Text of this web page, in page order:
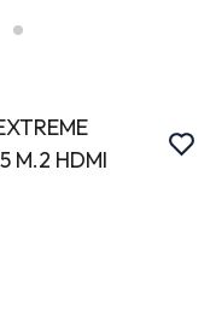
M.2 HDMI